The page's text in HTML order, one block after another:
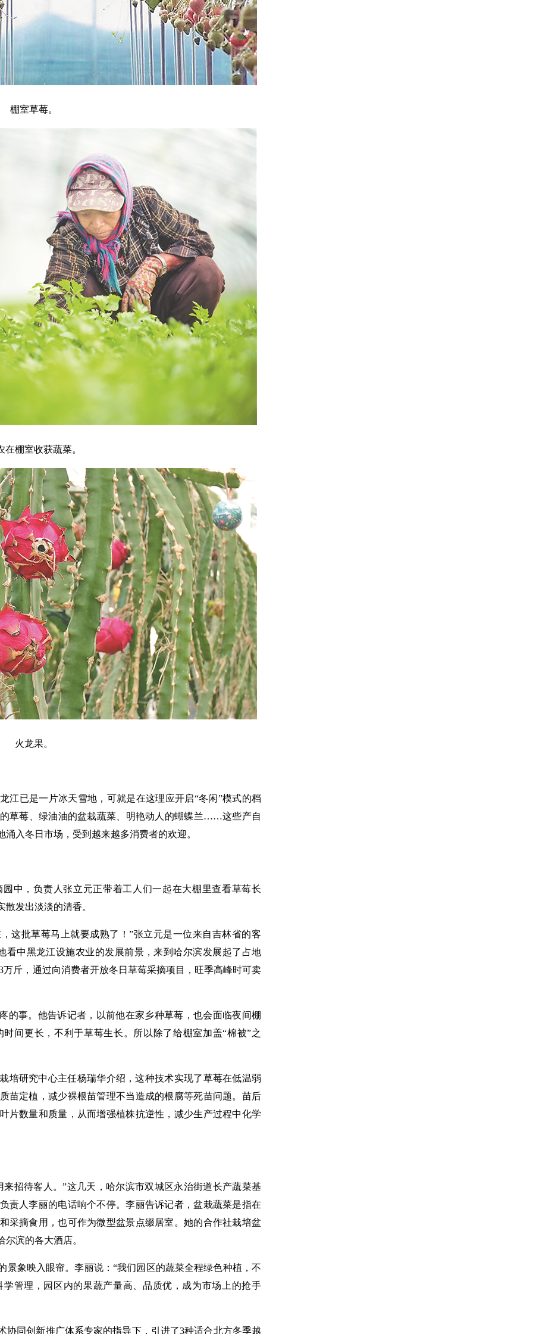
棚室草莓。
在棚室收获蔬菜。
火龙果。
江已是一片冰天雪地，可就是在这理应开启“冬闲”模式的档
草莓、绿油油的盆栽蔬菜、明艳动人的蝴蝶兰……这些产自
入冬日市场，受到越来越多消费者的欢迎。
中，负责人张立元正带着工人们一起在大棚里查看草莓长
发出淡淡的清香。
这批草莓马上就要成熟了！”张立元是一位来自吉林省的客
看中黑龙江设施农业的发展前景，来到哈尔滨发展起了占地
斤，通过向消费者开放冬日草莓采摘项目，旺季高峰时可卖
的事。他告诉记者，以前他在家乡种草莓，也会面临夜间棚
间更长，不利于草莓生长。所以除了给棚室加盖“棉被”之
培研究中心主任杨瑞华介绍，这种技术实现了草莓在低温弱
苗定植，减少裸根苗管理不当造成的根腐等死苗问题。苗后
片数量和质量，从而增强植株抗逆性，减少生产过程中化学
招待客人。”这几天，哈尔滨市双城区永治街道长产蔬菜基
责人李丽的电话响个不停。李丽告诉记者，盆栽蔬菜是指在
采摘食用，也可作为微型盆景点缀居室。她的合作社栽培盆
滨的各大酒店。
景象映入眼帘。李丽说：“我们园区的蔬菜全程绿色种植，不
管理，园区内的果蔬产量高、品质优，成为市场上的抢手
协同创新推广体系专家的指导下，引进了3种适合北方冬季越